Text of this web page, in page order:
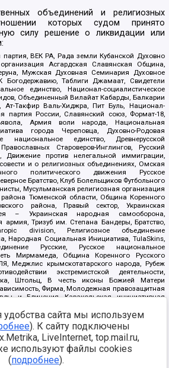
объединений и религиозных
которых судом принято
силу решение о ликвидации или
партия, ВЕК РА, Рада земли Кубанской Духовно
Асгардская Славянская Община,
Мужская Духовная Семинария Духовное
Богодержавию, Таблиги Джамаат, Свидетели
единство, Национал-социалистическое
Объединенный Вилайат Кабарды, Балкарии
Такфир Валь-Хиджра, Пит Буль, Национал-
партия России, Славянский союз, Формат-18,
Армия воли народа, Национальная
города Череповца, Духовно-Родовая
национальное единство, Древнерусской
Староверов-Инглингов, Русский
Движение против нелегальной иммиграции,
и о религиозных объединениях, Омская
политического движения Русское
Братство, Клуб Болельщиков Футбольного
Мусульманская религиозная организация
Тюменской области, Община Коренного
района, Правый сектор, Украинская
– Украинская народная самооборона,
армия, Тризуб им. Степана Бандеры, Братство,
division, Религиозное объединение
Народная Социальная Инициатива, TulaSkins,
Русские, Русское национальное
Мирмамеда, Община Коренного Русского
Меджлис крымскотатарского народа, Рубеж
экстремистской деятельности,
Штольц, В честь иконы Божией Матери
Фирма, Молодежная правозащитная
и Единения, Каракольская инициативная
Ак Умут, Русская республика Русь,
Башкорт, Нация и свобода, W.H.С., Фалунь
Патриотический клуб-Новокузнецк/РПК,
Фонд борьбы с коррупцией, Фонд защиты прав
Совет граждан СССР Прикубанского округа г.
сайта мы используем
). К сайту подключены
LiveInternet, top.mail.ru,
используют файлы cookies
(подробнее).